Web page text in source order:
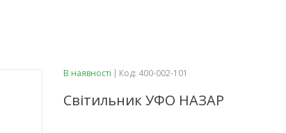
В наявності Код: 400-002-101
Світильник УФО НАЗАР